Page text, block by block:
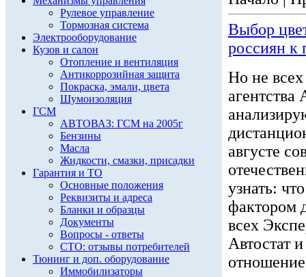
Рулевое управление
Тормозная система
Электрооборудование
Кузов и салон
Отопление и вентиляция
Антикоррозийная защита
Покраска, эмали, цвета
Шумоизоляция
ГСМ
АВТОВАЗ: ГСМ на 2005г
Бензины
Масла
Жидкости, смазки, присадки
Гарантия и ТО
Основные положения
Реквизиты и адреса
Бланки и образцы
Документы
Вопросы - ответы
СТО: отзывы потребителей
Тюнинг и доп. оборудование
Иммобилизаторы
Выбор
россиян к
Но не
агентства
августе
узнать:
фактором
всех
Автостат